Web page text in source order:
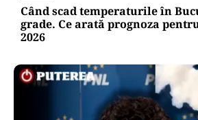
Când scad temperaturile în
grade. Ce arată prognoza
2026